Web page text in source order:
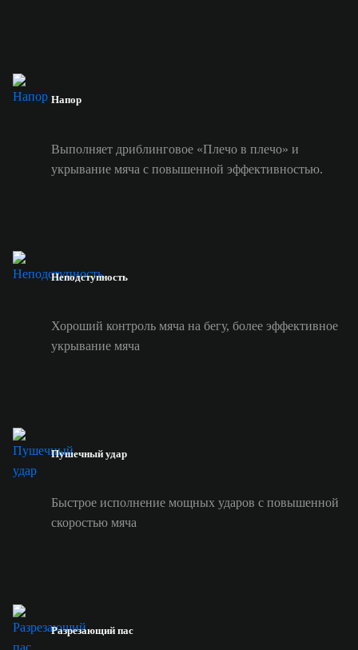
Напор
Выполняет дриблинговое «Плечо в плечо» и
укрывание мяча с повышенной эффективностью.
Неподступность
Хороший контроль мяча на бегу, более эффективное
укрывание мяча
Пушечный удар
Быстрое исполнение мощных ударов с повышенной
скоростью мяча
Разрезающий пас